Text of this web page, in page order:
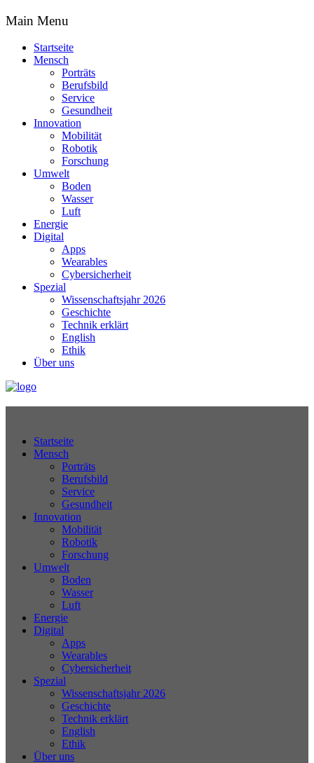
Main Menu
Startseite
Mensch
Porträts
Berufsbild
Service
Gesundheit
Innovation
Mobilität
Robotik
Forschung
Umwelt
Boden
Wasser
Luft
Energie
Digital
Apps
Wearables
Cybersicherheit
Spezial
Wissenschaftsjahr 2026
Geschichte
Technik erklärt
English
Ethik
Über uns
Startseite
Mensch
Porträts
Berufsbild
Service
Gesundheit
Innovation
Mobilität
Robotik
Forschung
Umwelt
Boden
Wasser
Luft
Energie
Digital
Apps
Wearables
Cybersicherheit
Spezial
Wissenschaftsjahr 2026
Geschichte
Technik erklärt
English
Ethik
Über uns